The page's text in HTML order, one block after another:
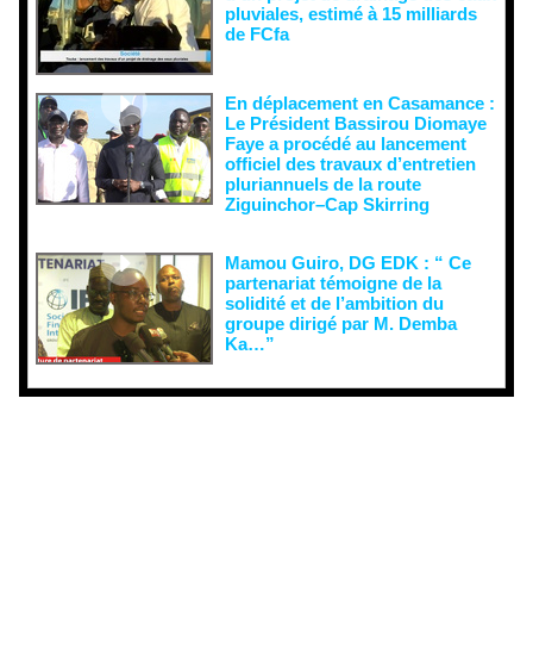
pluviales, estimé à 15 milliards
de FCfa ‎
En déplacement en Casamance :
Le Président Bassirou Diomaye
Faye a procédé au lancement
officiel des travaux d’entretien
pluriannuels de la route
Ziguinchor–Cap Skirring
Mamou Guiro, DG EDK : “ Ce
partenariat témoigne de la
solidité et de l’ambition du
groupe dirigé par M. Demba
Ka…”